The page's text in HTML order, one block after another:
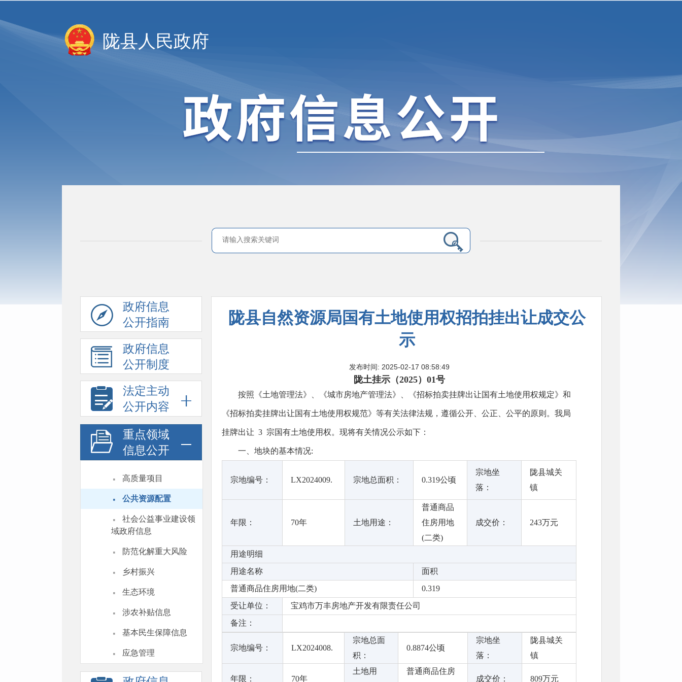
陇县人民政府
政府信息
公开指南
政府信息
公开制度
法定主动
公开内容
重点领域
信息公开
· 高质量项目
· 公共资源配置
·
社会公益事业建设领
域政府信息
· 防范化解重大风险
· 乡村振兴
· 生态环境
· 涉农补贴信息
· 基本民生保障信息
· 应急管理
陇县自然资源局国有土地使用权招拍挂出让成交公
示
发布时间: 2025-02-17 08:58:49
陇土挂示（2025）01号
按照《土地管理法》、《城市房地产管理法》、《招标拍卖挂牌出让国有土地使用权规定》和
《招标拍卖挂牌出让国有土地使用权规范》等有关法律法规，遵循公开、公正、公平的原则。我局
挂牌出让 3 宗国有土地使用权。现将有关情况公示如下：
一、地块的基本情况:
宗地编号： LX2024009. 宗地总面积： 0.319公顷
宗地坐
落：
陇县城关
镇
年限： 70年 土地用途：
普通商品
住房用地
(二类)
成交价： 243万元
用途明细
用途名称
面积
普通商品住房用地(二类)
0.319
受让单位：
宝鸡市万丰房地产开发有限责任公司
备注：
宗地编号： LX2024008.
宗地总面
积：
0.8874公顷
宗地坐
落：
陇县城关
镇
年限： 70年
土地用
普通商品住房
成交价：
809万元